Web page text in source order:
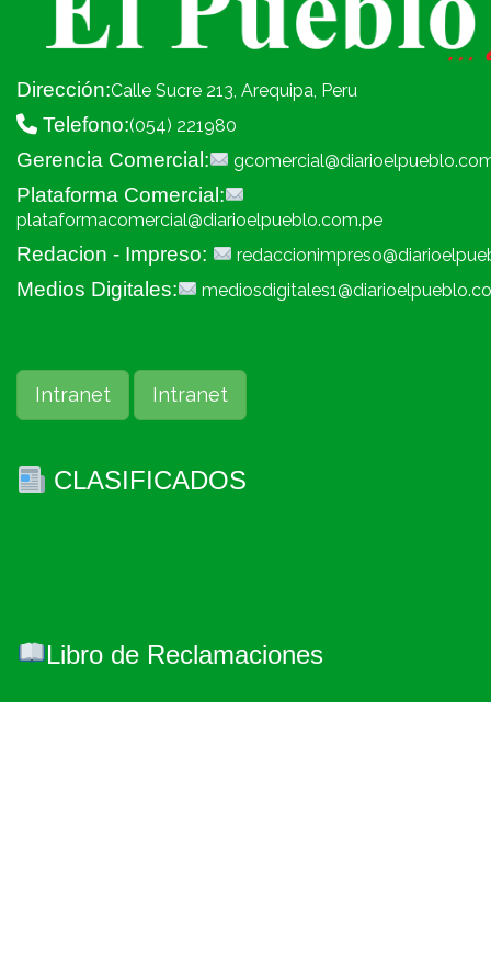
Dirección:Calle Sucre 213, Arequipa, Peru
Telefono:(054) 221980
Gerencia Comercial:
Plataforma Comercial:
plataformacomercial@diarioelpueblo.com.pe
Redacion - Impreso:
Medios Digitales:
Intranet Intranet
CLASIFICADOS
Libro de Reclamaciones